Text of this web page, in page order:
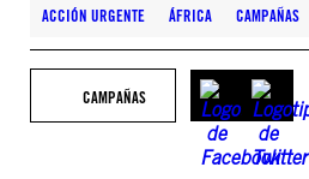
ACCIÓN URGENTE ÁFRICA CAMPAÑAS
CAMPAÑAS